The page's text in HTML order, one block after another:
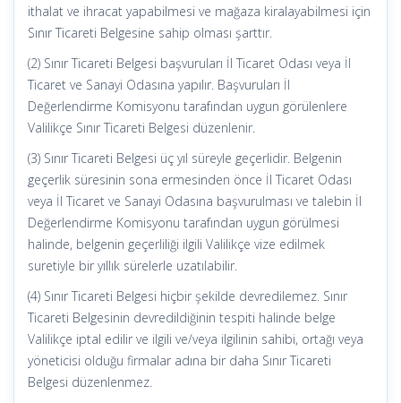
ithalat ve ihracat yapabilmesi ve mağaza kiralayabilmesi için
Sınır Ticareti Belgesine sahip olması şarttır.
(2) Sınır Ticareti Belgesi başvuruları İl Ticaret Odası veya İl
Ticaret ve Sanayi Odasına yapılır. Başvuruları İl
Değerlendirme Komisyonu tarafından uygun görülenlere
Valilikçe Sınır Ticareti Belgesi düzenlenir.
(3) Sınır Ticareti Belgesi üç yıl süreyle geçerlidir. Belgenin
geçerlik süresinin sona ermesinden önce İl Ticaret Odası
veya İl Ticaret ve Sanayi Odasına başvurulması ve talebin İl
Değerlendirme Komisyonu tarafından uygun görülmesi
halinde, belgenin geçerliliği ilgili Valilikçe vize edilmek
suretiyle bir yıllık sürelerle uzatılabilir.
(4) Sınır Ticareti Belgesi hiçbir şekilde devredilemez. Sınır
Ticareti Belgesinin devredildiğinin tespiti halinde belge
Valilikçe iptal edilir ve ilgili ve/veya ilgilinin sahibi, ortağı veya
yöneticisi olduğu firmalar adına bir daha Sınır Ticareti
Belgesi düzenlenmez.